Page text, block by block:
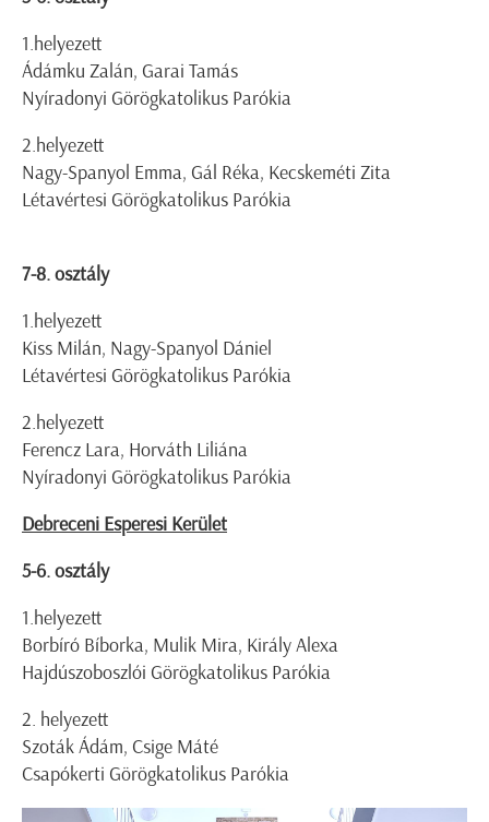
1.helyezett
Ádámku Zalán, Garai Tamás
Nyíradonyi Görögkatolikus Parókia
2.helyezett
Nagy-Spanyol Emma, Gál Réka, Kecskeméti Zita
Létavértesi Görögkatolikus Parókia
7-8. osztály
1.helyezett
Kiss Milán, Nagy-Spanyol Dániel
Létavértesi Görögkatolikus Parókia
2.helyezett
Ferencz Lara, Horváth Liliána
Nyíradonyi Görögkatolikus Parókia
Debreceni Esperesi Kerület
5-6. osztály
1.helyezett
Borbíró Bíborka, Mulik Mira, Király Alexa
Hajdúszoboszlói Görögkatolikus Parókia
2. helyezett
Szoták Ádám, Csige Máté
Csapókerti Görögkatolikus Parókia